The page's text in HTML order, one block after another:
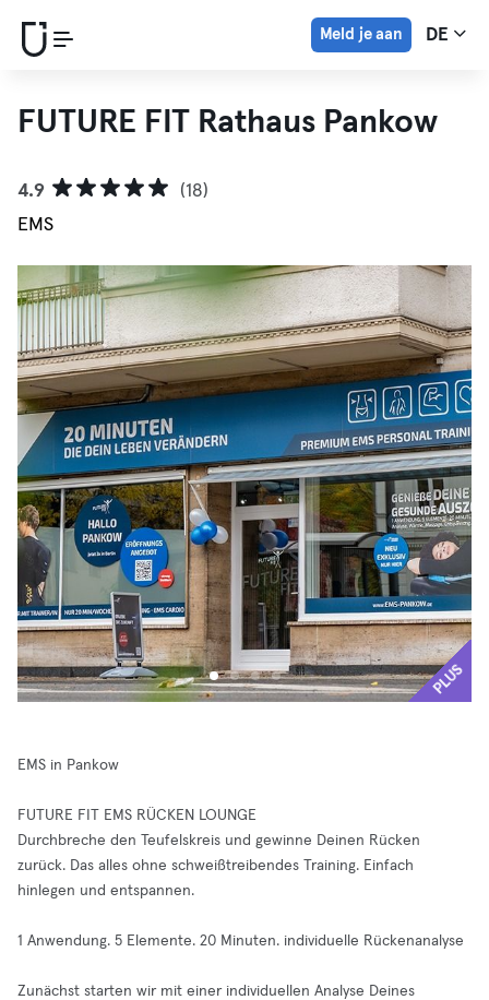
Meld je aan DE
FUTURE FIT Rathaus Pankow
4.9
(18)
EMS
PLUS
EMS in Pankow
FUTURE FIT EMS RÜCKEN LOUNGE
Durchbreche den Teufelskreis und gewinne Deinen Rücken
zurück. Das alles ohne schweißtreibendes Training. Einfach
hinlegen und entspannen.
1 Anwendung. 5 Elemente. 20 Minuten. individuelle Rückenanalyse
Zunächst starten wir mit einer individuellen Analyse Deines